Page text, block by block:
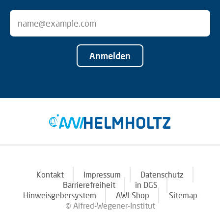
Anmelden
Kontakt Impressum
Datenschutz
Barrierefreiheit
in DGS
Hinweisgebersystem
AWI-Shop
Sitemap
© Alfred-Wegener-Institut